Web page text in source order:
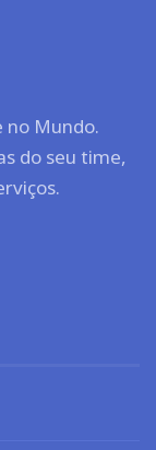
no Mundo.
do seu time,